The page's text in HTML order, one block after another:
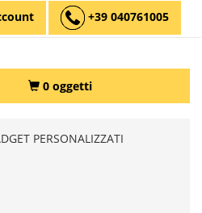
+39 040761005
0 oggetti
PERSONALIZZATI